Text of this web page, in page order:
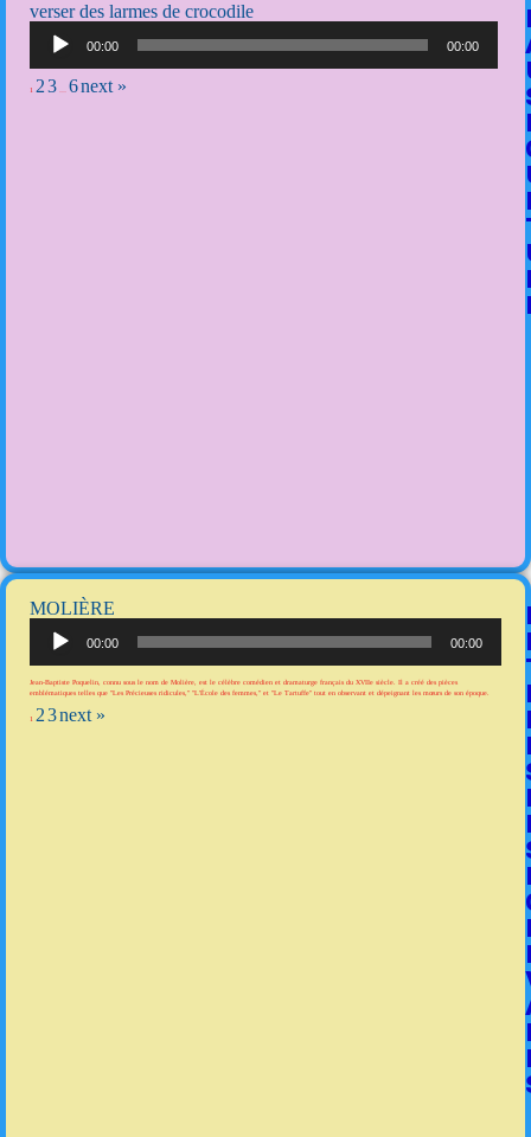
verser des larmes de crocodile
00:00 00:00
1 23 6next »
MOLIÈRE
00:00 00:00
Jean-Baptiste Poquelin, connu sous le nom de Molière, est le célèbre comédien et dramaturge français du XVIIe siècle. Il a créé des pièces
emblématiques telles que "Les Précieuses ridicules," "L'École des femmes," et "Le Tartuffe" tout en observant et dépeignant les mœurs de son époque.
1 23next »